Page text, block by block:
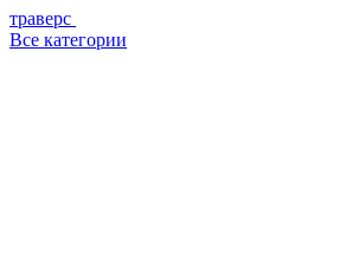
траверс
Все категории